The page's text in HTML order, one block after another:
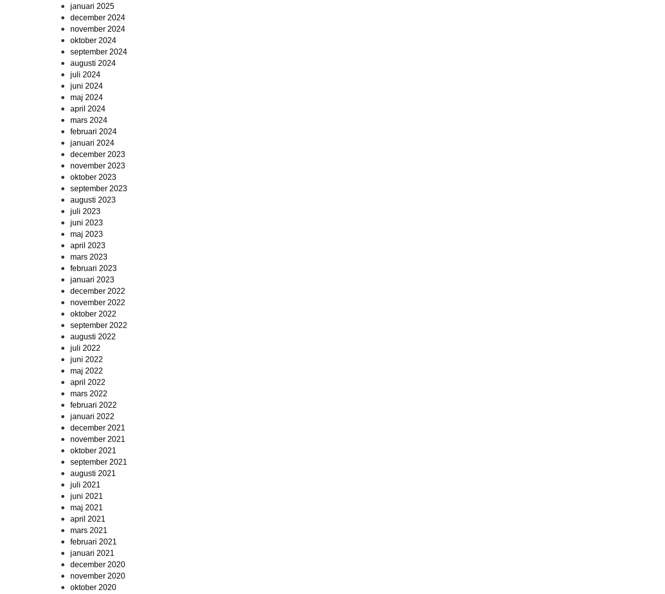
januari 2025
december 2024
november 2024
oktober 2024
september 2024
augusti 2024
juli 2024
juni 2024
maj 2024
april 2024
mars 2024
februari 2024
januari 2024
december 2023
november 2023
oktober 2023
september 2023
augusti 2023
juli 2023
juni 2023
maj 2023
april 2023
mars 2023
februari 2023
januari 2023
december 2022
november 2022
oktober 2022
september 2022
augusti 2022
juli 2022
juni 2022
maj 2022
april 2022
mars 2022
februari 2022
januari 2022
december 2021
november 2021
oktober 2021
september 2021
augusti 2021
juli 2021
juni 2021
maj 2021
april 2021
mars 2021
februari 2021
januari 2021
december 2020
november 2020
oktober 2020